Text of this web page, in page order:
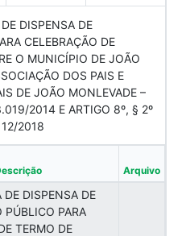
DISPENSA DE
CELEBRAÇÃO DE
O MUNICÍPIO DE JOÃO
DOS PAIS E
DE JOÃO MONLEVADE –
2014 E ARTIGO 8º, § 2º
2018
Arquivo
DISPENSA DE
PÚBLICO PARA
TERMO DE